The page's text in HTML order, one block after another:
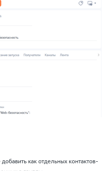
как отдельных контактов-